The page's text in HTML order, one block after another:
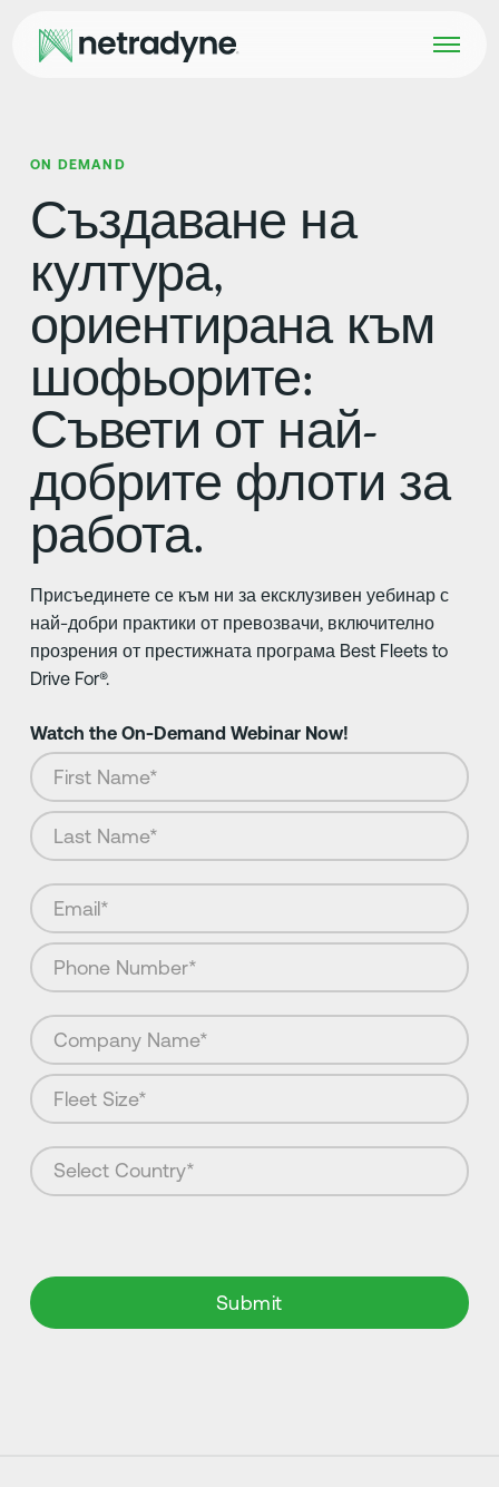
ON DEMAND
Създаване на
култура,
ориентирана към
шофьорите:
Съвети от най-
добрите флоти за
работа.
Присъединете се към ни за ексклузивен уебинар с
най-добри практики от превозвачи, включително
прозрения от престижната програма Best Fleets to
Drive For®.
Watch the On-Demand Webinar Now!